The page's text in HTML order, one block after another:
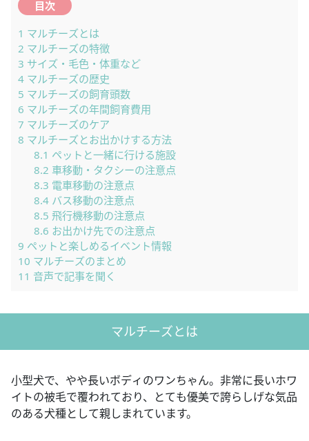
目次
1 マルチーズとは
2 マルチーズの特徴
3 サイズ・毛色・体重など
4 マルチーズの歴史
5 マルチーズの飼育頭数
6 マルチーズの年間飼育費用
7 マルチーズのケア
8 マルチーズとお出かけする方法
8.1 ペットと一緒に行ける施設
8.2 車移動・タクシーの注意点
8.3 電車移動の注意点
8.4バス移動の注意点
8.5 飛行機移動の注意点
8.6 お出かけ先での注意点
9 ペットと楽しめるイベント情報
10 マルチーズのまとめ
11 音声で記事を聞く
マルチーズとは
小型犬で、やや長いボディのワンちゃん。非常に長いホワ
イトの被毛で覆われており、とても優美で誇らしげな気品
のある犬種として親しまれています。